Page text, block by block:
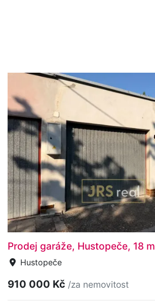
Prodej garáže, Hustopeče, 18 m
Hustopeče
910 000 Kč /za nemovitost